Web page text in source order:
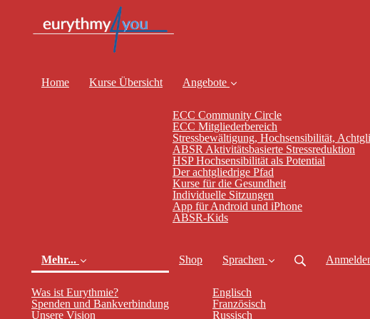
Home Kurse Übersicht Angebote
ECC Community Circle
ECC Mitgliederbereich
Stressbewältigung, Hochsensibilität,
ABSR Aktivitätsbasierte Stressreduktion
HSP Hochsensibilität als Potential
Der achtgliedrige Pfad
Kurse für die Gesundheit
Individuelle Sitzungen
App für Android und iPhone
ABSR-Kids
Mehr...
Was ist Eurythmie?
Spenden und Bankverbindung
Unsere Vision
Shop Sprachen
Englisch
Französisch
Russisch